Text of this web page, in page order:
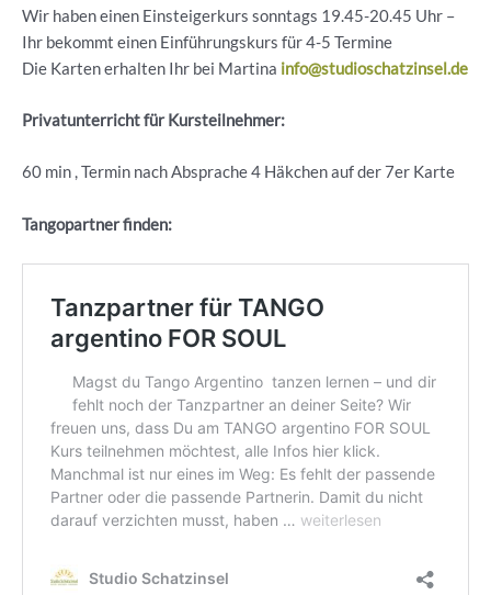
Wir haben einen Einsteigerkurs sonntags 19.45-20.45 Uhr –
Ihr bekommt einen Einführungskurs für 4-5 Termine
Die Karten erhalten Ihr bei Martina info@studioschatzinsel.de
Privatunterricht für Kursteilnehmer:
60 min , Termin nach Absprache 4 Häkchen auf der 7er Karte
Tangopartner finden: